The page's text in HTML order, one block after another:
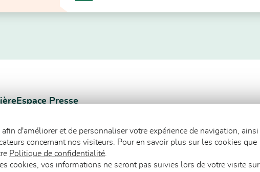
Espace Presse
d'améliorer et de personnaliser votre expérience de navigation, ainsi
concernant nos visiteurs. Pour en savoir plus sur les cookies que
Politique de confidentialité.
cookies, vos informations ne seront pas suivies lors de votre visite sur